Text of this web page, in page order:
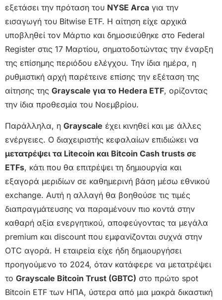
εξετάσει την πρόταση του NYSE Arca για την
εισαγωγή του Bitwise ETF. Η αίτηση είχε αρχικά
υποβληθεί τον Μάρτιο και δημοσιεύθηκε στο Federal
Register στις 17 Μαρτίου, σηματοδοτώντας την έναρξη
της επίσημης περιόδου ελέγχου. Την ίδια ημέρα, η
ρυθμιστική αρχή παρέτεινε επίσης την εξέταση της
αίτησης της Grayscale για το Hedera ETF, ορίζοντας
την ίδια προθεσμία του Νοεμβρίου.
Παράλληλα, η Grayscale έχει κινηθεί και με άλλες
ενέργειες. Ο διαχειριστής κεφαλαίων επιδιώκει να
μετατρέψει τα Litecoin και Bitcoin Cash trusts σε
ETFs, κάτι που θα επιτρέψει τη δημιουργία και
εξαγορά μεριδίων σε καθημερινή βάση μέσω εθνικού
exchange. Αυτή η αλλαγή θα βοηθούσε τις τιμές
διαπραγμάτευσης να παραμένουν πιο κοντά στην
καθαρή αξία ενεργητικού, αποφεύγοντας τα μεγάλα
premium και discount που εμφανίζονται συχνά στην
OTC αγορά. Η εταιρεία είχε ήδη δημιουργήσει
προηγούμενο το 2024, όταν κατάφερε να μετατρέψει
το Grayscale Bitcoin Trust (GBTC) στο πρώτο spot
Bitcoin ETF των ΗΠΑ, ύστερα από μια μακρά δικαστική